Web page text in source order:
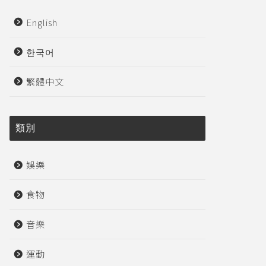
English
한국어
繁體中文
類別
娛樂
食物
音樂
運動